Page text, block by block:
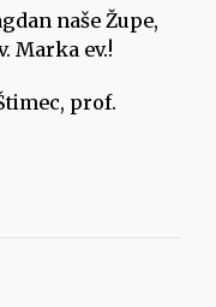
naše Župe,
Marka ev.!
prof.